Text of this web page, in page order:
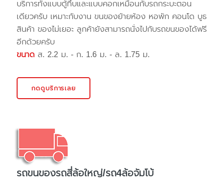
บริการทั้งแบบตู้ทึบและแบบคอกเหมือนกับรถกระบะตอน
เดียวครับ เหมาะกับงาน ขนของย้ายห้อง หอพัก คอนโด บูธ
สินค้า ของไม่เยอะ ลูกค้ายังสามารถนั่งไปกับรถขนของได้ฟรี
อีกด้วยครับ
ขนาด ส. 2.2 ม. - ก. 1.6 ม. - ล. 1.75 ม.
กดดูบริการเลย
รถขนของรถสี่ล้อใหญ่/รถ4ล้อจัมโบ้